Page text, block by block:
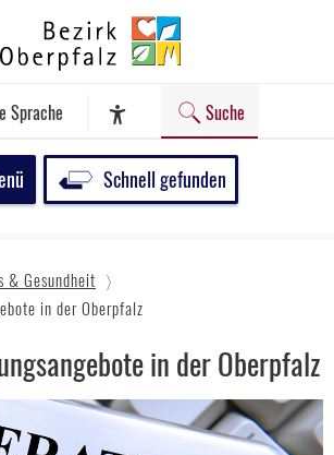
Bezirk
Oberpfalz
Sprache
Assistenz-Software
Suche
Schnell gefunden
& Gesundheit
in der Oberpfalz
in der Oberpfalz